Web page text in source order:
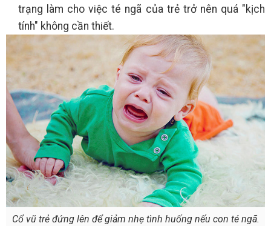
trạng làm cho việc té ngã của trẻ trở nên quá "kịch
tính" không cần thiết.
Cổ vũ trẻ đứng lên để giảm nhẹ tình huống nếu con té ngã.